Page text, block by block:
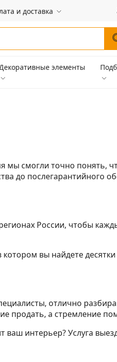
и доставка
элементы
мы смогли точно понять,
до послегарантийного
России, чтобы
вы найдете
отлично
продать, а стремление
интерьер? Услуга